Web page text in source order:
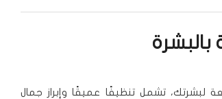
بالبشرة
لبشرتك، تشمل تنظيفًا عميقًا وإبراز جمال